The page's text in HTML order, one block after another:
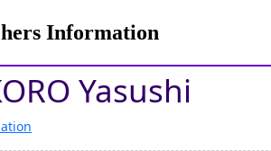
Information
Yasushi